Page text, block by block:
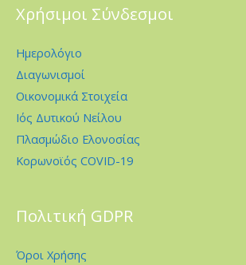
Χρήσιμοι Σύνδεσμοι
Ημερολόγιο
Διαγωνισμοί
Οικονομικά Στοιχεία
Ιός Δυτικού Νείλου
Πλασμώδιο Ελονοσίας
Κορωνοϊός COVID-19
Πολιτική GDPR
Όροι Χρήσης